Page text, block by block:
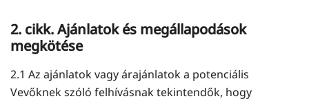
2. cikk. Ajánlatok és megállapodások
megkötése
2.1 Az ajánlatok vagy árajánlatok a potenciális
Vevőknek szóló felhívásnak tekintendők, hogy